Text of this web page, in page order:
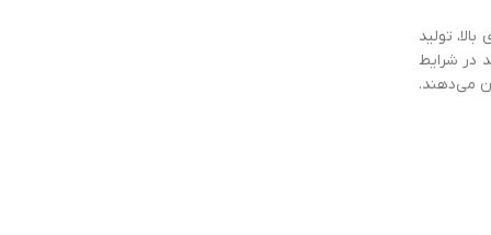
تولید
در شرایط
می‌دهند.